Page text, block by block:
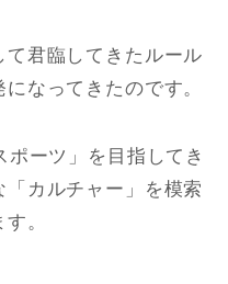
君臨してきたルール
なってきたのです。
ーツ」を目指してき
カルチャー」を模索
。